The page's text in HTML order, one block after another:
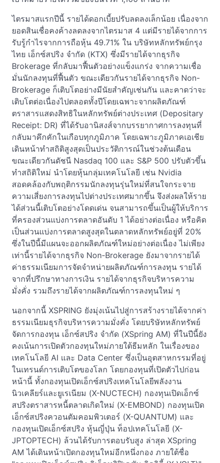
ไตรมาสแรกปีนี้ รายได้ดอกเบี้ยปรับลดลงเล็กน้อย เนื่องจาก
ยอดสินเชื่อคงค้างลดลงจากไตรมาส 4 แต่มีรายได้จากการ
รับรู้กำไรจากการถือหุ้น 49.71% ใน บริษัทหลักทรัพย์กรุง
ไทย เอ็กซ์สปริง จำกัด (KTX) ซึ่งมีรายได้จากธุรกิจ
Brokerage ที่กลับมาฟื้นตัวอย่างแข็งแกร่ง จากความเชื่อ
มั่นนักลงทุนที่ฟื้นตัว ขณะเดียวกันรายได้จากธุรกิจ Non-
Brokerage ก็เติบโตอย่างมีนัยสำคัญเช่นกัน และคาดว่าจะ
เติบโตต่อเนื่องไปตลอดทั้งปีโดยเฉพาะจากผลิตภัณฑ์
ตราสารแสดงสิทธิในหลักทรัพย์ต่างประเทศ (Depositary
Receipt: DR) ที่ได้รับอานิสงส์จากบรรยากาศการลงทุนที่
กลับมาคึกคักในเกือบทุกภูมิภาค โดยเฉพาะภูมิภาคเอเชีย
เดินหน้าทำสถิติสูงสุดเป็นประวัติการณ์ในช่วงต้นเดือน
ขณะเดียวกันดัชนี Nasdaq 100 และ S&P 500 ปรับตัวขึ้น
ทำสถิติใหม่ นำโดยหุ้นกลุ่มเทคโนโลยี เช่น Nvidia
สอดคล้องกับพฤติกรรมนักลงทุนรุ่นใหม่ที่สนใจกระจาย
ความเสี่ยงการลงทุนไปต่างประเทศมากขึ้น จึงส่งผลให้ราย
ได้ส่วนนี้เติบโตอย่างโดดเด่น จนสามารถขึ้นเป็นผู้ให้บริการ
ที่ครองส่วนแบ่งการตลาดอันดับ 1 ได้อย่างต่อเนื่อง หรือคิด
เป็นส่วนแบ่งการตลาดสูงสุดในตลาดหลักทรัพย์อยู่ที่ 20%
ซึ่งในปีนี้มีแผนจะออกผลิตภัณฑ์ใหม่อย่างต่อเนื่อง ไม่เพียง
เท่านี้รายได้จากธุรกิจ Non-Brokerage ยังมาจากรายได้
ค่าธรรมเนียมการจัดจำหน่ายผลิตภัณฑ์การลงทุน รายได้
จากที่ปรึกษาทางการเงิน รายได้จากธุรกิจบริหารความ
มั่งคั่ง รวมถึงรายได้จากผลิตภัณฑ์การลงทุนใหม่ ๆ
นอกจากนี้ XSPRING ยังมุ่งเน้นไปสู่การสร้างรายได้จากค่า
ธรรมเนียมธุรกิจบริหารความมั่งคั่ง โดยบริษัทหลักทรัพย์
จัดการกองทุน เอ็กซ์สปริง จำกัด (XSpring AM) ที่ในปีนี้ยัง
คงเน้นการเปิดตัวกองทุนใหม่ภายใต้ธีมหลัก ในเรื่องของ
เทคโนโลยี AI และ Data Center ซึ่งเป็นอุตสาหกรรมที่อยู่
ในเทรนด์การเติบโตของโลก โดยกองทุนที่เปิดตัวไปก่อน
หน้านี้ ทั้งกองทุนเปิดเอ็กซ์สปริงเทคโนโลยีพลังงาน
นิวเคลียร์และยูเรเนียม (X-NUCTECH) กองทุนเปิดเอ็กซ์
สปริงตราสารหนี้ตลาดเกิดใหม่ (X-EMBOND) กองทุนเปิด
เอ็กซ์สปริงควอนตัมคอมพิวเตอร์ (X-QUANTUM) และ
กองทุนเปิดเอ็กซ์สปริง หุ้นญี่ปุ่น ท็อปเทคโนโลยี (X-
JPTOPTECH) ล้วนได้รับการตอบรับสูง ล่าสุด XSpring
AM ได้เดินหน้าเปิดกองทุนใหม่อีกหนึ่งกอง ภายใต้ชื่อ